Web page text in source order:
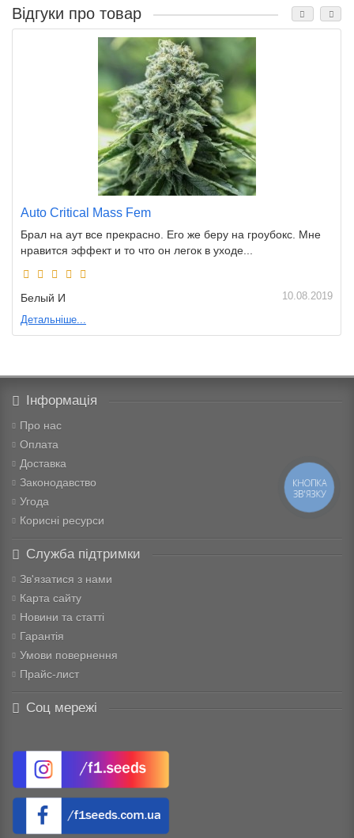
Відгуки про товар
Auto Critical Mass Fem
Брал на аут все прекрасно. Его же беру на гроубокс. Мне
нравится эффект и то что он легок в уходе...
Белый И 10.08.2019
Детальніше...
Інформація
Про нас
Оплата
Доставка
Законодавство
Угода
Корисні ресурси
Служба підтримки
Зв'язатися з нами
Карта сайту
Новини та статті
Гарантія
Умови повернення
Прайс-лист
Соц мережі
КНОПКА
ЗВ'ЯЗКУ